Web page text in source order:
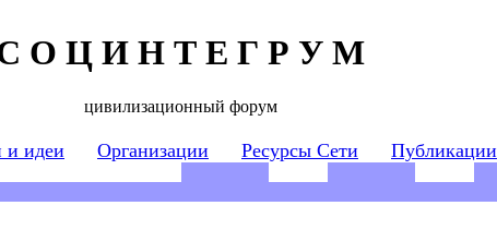
О Ц И Н Т Е Г Р У М
цивилизационный форум
идеи Организации Ресурсы Сети Публикации